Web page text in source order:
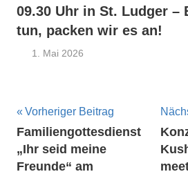
Selm
09.30 Uhr in St. Ludger –
tun, packen wir es an!
1. Mai 2026
Vorheriger Beitrag
Familiengottesdienst
„Ihr seid meine
Freunde“ am